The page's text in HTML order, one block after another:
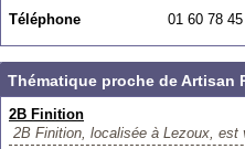
Téléphone
01 60 78
Thématique proche de Artisan
2B Finition
2B Finition, localisée à Lezoux, est